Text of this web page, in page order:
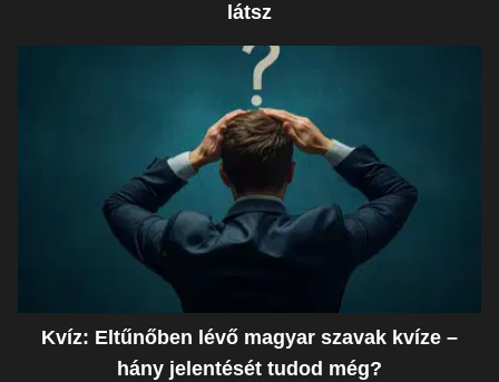
látsz
Kvíz: Eltűnőben lévő magyar szavak kvíze –
hány jelentését tudod még?